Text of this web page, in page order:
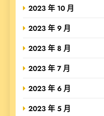
2023 年 10 月
2023 年 9 月
2023 年 8 月
2023 年 7 月
2023 年 6 月
2023 年 5 月